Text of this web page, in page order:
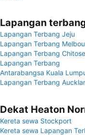
Lapangan
Lapangan Terbang Jeju
Lapangan Terbang
Lapangan Terbang Chitose
Lapangan Terbang
Antarabangsa Kuala
Lapangan Terbang
Dekat Heaton
Kereta sewa Stockport
Kereta sewa Lapangan